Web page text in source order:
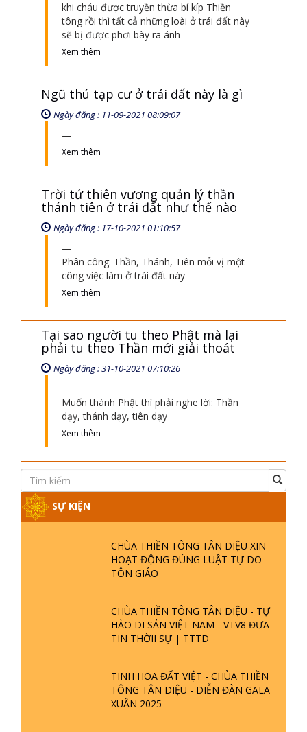
khi cháu được truyền thừa bí kíp Thiền
tông rồi thì tất cả những loài ở trái đất này
sẽ bị được phơi bày ra ánh
Xem thêm
Ngũ thú tạp cư ở trái đất này là gì
Ngày đăng : 11-09-2021 08:09:07
Xem thêm
Trời tứ thiên vương quản lý thần
thánh tiên ở trái đất như thế nào
Ngày đăng : 17-10-2021 01:10:57
Phân công: Thần, Thánh, Tiên mỗi vị một
công việc làm ở trái đất này
Xem thêm
Tại sao người tu theo Phật mà lại
phải tu theo Thần mới giải thoát
Ngày đăng : 31-10-2021 07:10:26
Muốn thành Phật thì phải nghe lời: Thần
dạy, thánh dạy, tiên dạy
Xem thêm
SỰ KIỆN
CHÙA THIỀN TÔNG TÂN DIỆU XIN
HOẠT ĐỘNG ĐÚNG LUẬT TỰ DO
TÔN GIÁO
CHÙA THIỀN TÔNG TÂN DIỆU - TỰ
HÀO DI SẢN VIỆT NAM - VTV8 ĐƯA
TIN THỜII SỰ | TTTD
TINH HOA ĐẤT VIỆT - CHÙA THIỀN
TÔNG TÂN DIỆU - DIỄN ĐÀN GALA
XUÂN 2025